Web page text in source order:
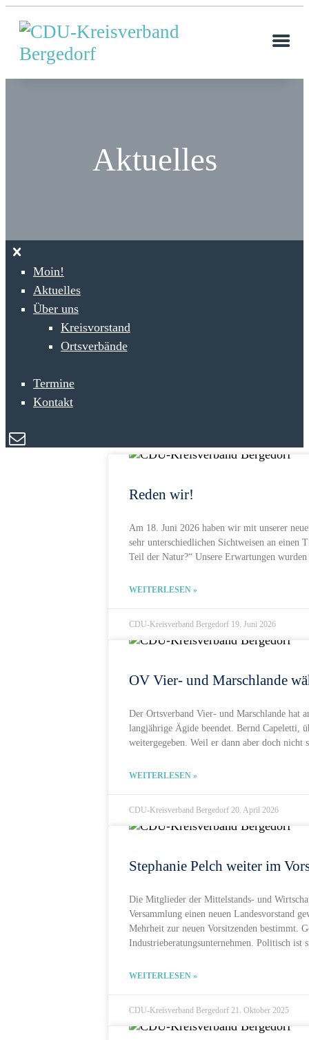
Aktuelles
Moin!
Aktuelles
Über uns
Kreisvorstand
Ortsverbände
Termine
Kontakt
Reden wir!
Am 18. Juni 2026 haben wir mit unserer
sehr unterschiedlichen Sichtweisen an einen
Teil der Natur?“ Unsere Erwartungen
WEITERLESEN »
CDU-Kreisverband Bergedorf 19. Juni 2026
OV Vier- und Marschlande
Der Ortsverband Vier- und Marschlande hat
langjährige Ägide beendet. Bernd Capeletti,
weitergegeben. Weil er dann aber doch
WEITERLESEN »
CDU-Kreisverband Bergedorf 20. April 2026
Stephanie Pelch weiter im
Die Mitglieder der Mittelstands- und
Versammlung einen neuen Landesvorstand
Mehrheit zur neuen Vorsitzenden bestimmt.
Industrieberatungsunternehmen. Politisch ist
WEITERLESEN »
CDU-Kreisverband Bergedorf 21. Oktober 2025